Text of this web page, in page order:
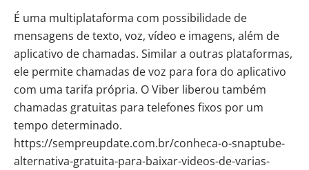
É uma multiplataforma com possibilidade de
mensagens de texto, voz, vídeo e imagens, além de
aplicativo de chamadas. Similar a outras plataformas,
ele permite chamadas de voz para fora do aplicativo
com uma tarifa própria. O Viber liberou também
chamadas gratuitas para telefones fixos por um
tempo determinado.
https://sempreupdate.com.br/conheca-o-snaptube-
alternativa-gratuita-para-baixar-videos-de-varias-